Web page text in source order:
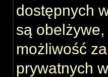
dostępnych
są
możliwość
prywatnych